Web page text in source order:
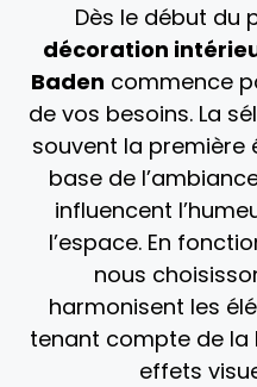
Dès le début du
décoration
Baden commence
de vos besoins. La
souvent la première
base de
influencent
l’espace. En
nous
harmonisent les
tenant compte de la
effets